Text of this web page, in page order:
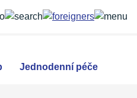
Jednodenní péče